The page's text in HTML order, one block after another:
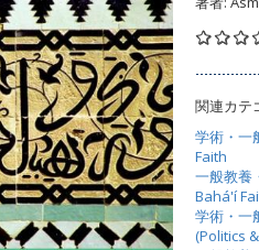
関連カテ
学術・一
Faith
一般教養
Bahá'í
学術・一
(Politics